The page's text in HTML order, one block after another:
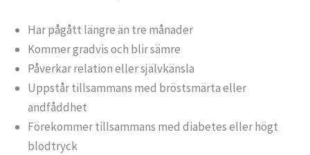
Har pågått längre än tre månader
Kommer gradvis och blir sämre
Påverkar relation eller självkänsla
Uppstår tillsammans med bröstsmärta eller
andfåddhet
Förekommer tillsammans med diabetes eller högt
blodtryck